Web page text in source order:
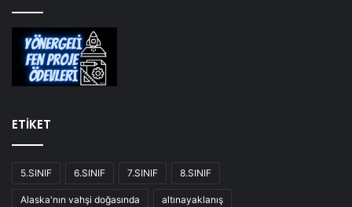
ETİKET
5.SINIF 6.SINIF 7.SINIF 8.SINIF
Alaska'nın vahşi doğasında altınayaklanış